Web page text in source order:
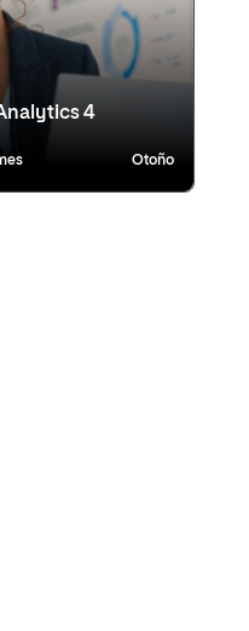
4
Otoño